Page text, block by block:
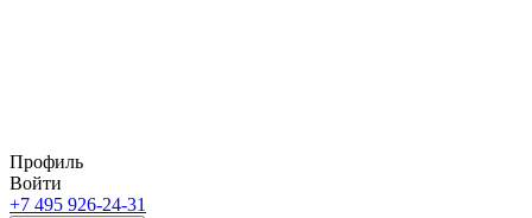
Профиль
Войти
+7 495 926-24-31